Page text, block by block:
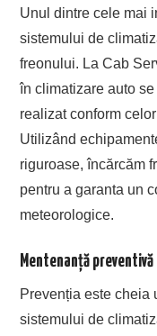
Unul dintre cele mai
sistemului de
freonului. La Cab
în climatizare auto
realizat conform
Utilizând
riguroase, încărcăm
pentru a garanta un
meteorologice.
Mentenanță
Prevenția este cheia
sistemului de